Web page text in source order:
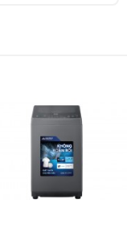
dụng song song bảo
với công nghệ sấy